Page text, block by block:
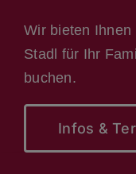
Wir bieten
Stadl für Ihr
buchen.
Infos &